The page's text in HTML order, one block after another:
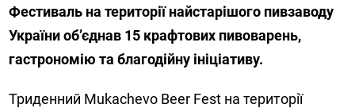
Фестиваль на території найстарішого пивзаводу
України об’єднав 15 крафтових пивоварень,
гастрономію та благодійну ініціативу.
Триденний Mukachevo Beer Fest на території